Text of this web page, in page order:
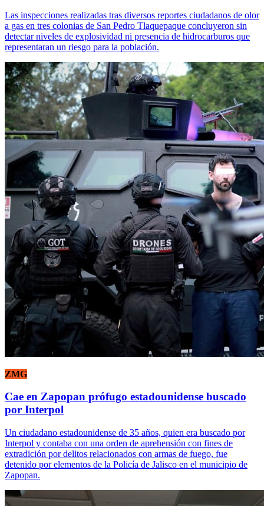
Las inspecciones realizadas tras diversos reportes ciudadanos de olor
a gas en tres colonias de San Pedro Tlaquepaque concluyeron sin
detectar niveles de explosividad ni presencia de hidrocarburos que
representaran un riesgo para la población.
ZMG
Cae en Zapopan prófugo estadounidense buscado
por Interpol
Un ciudadano estadounidense de 35 años, quien era buscado por
Interpol y contaba con una orden de aprehensión con fines de
extradición por delitos relacionados con armas de fuego, fue
detenido por elementos de la Policía de Jalisco en el municipio de
Zapopan.